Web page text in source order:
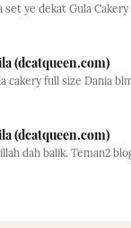
set ye dekat Gula Cakery
(dcatqueen.com)
cakery full size Dania
(dcatqueen.com)
dah balik. Teman2